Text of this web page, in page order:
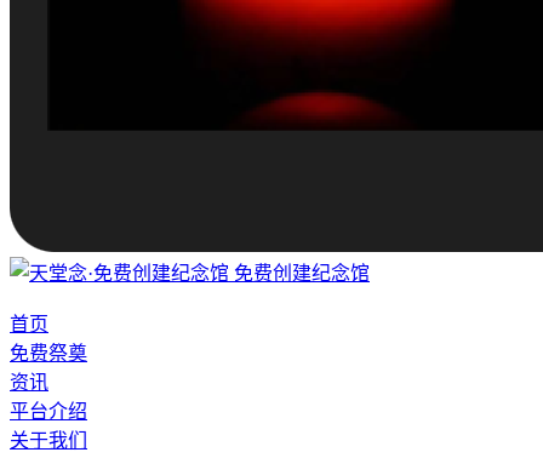
免费创建纪念馆
首页
免费祭奠
资讯
平台介绍
关于我们